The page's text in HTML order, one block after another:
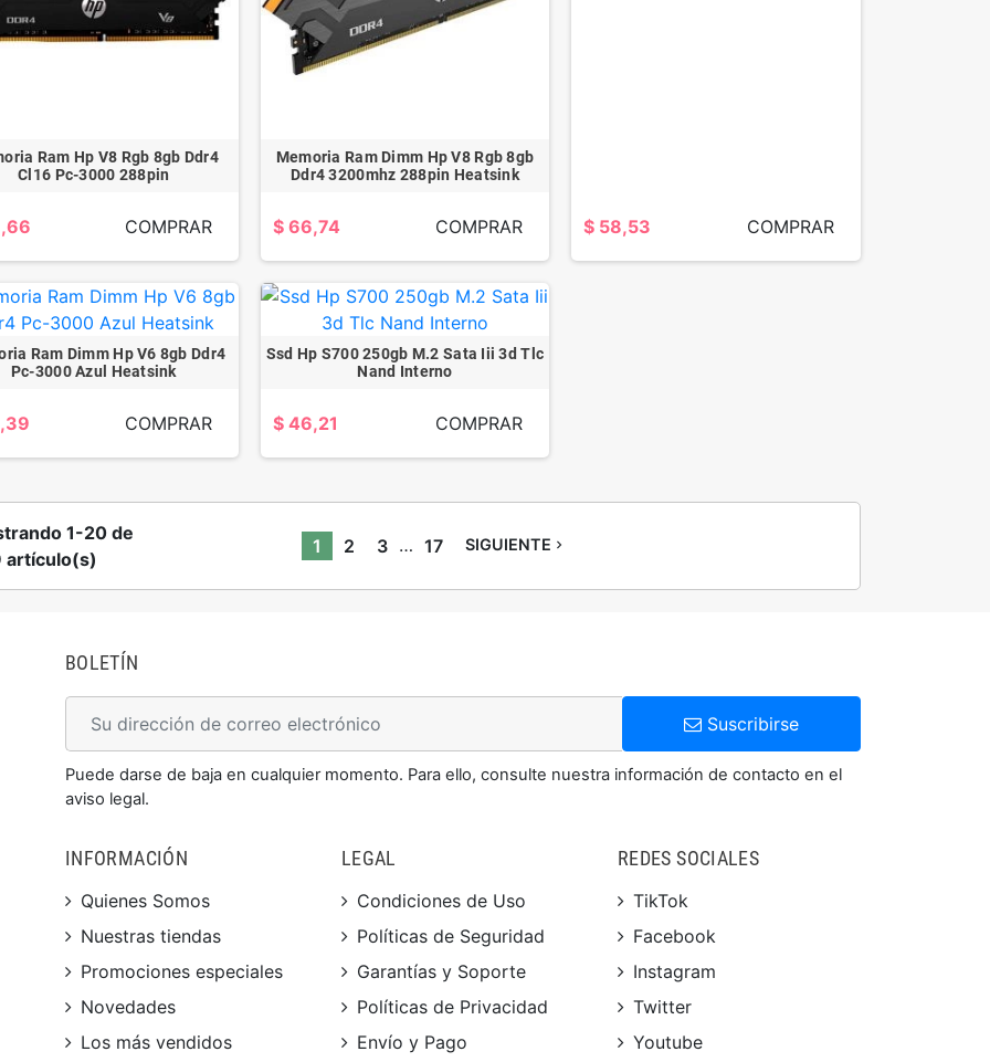
Ram Hp V8 Rgb 8gb Ddr4
Cl16 Pc-3000 288pin
COMPRAR
Memoria Ram Dimm Hp V8 Rgb 8gb
Ddr4 3200mhz 288pin Heatsink
$ 66,74 COMPRAR $ 58,53 COMPRAR
Ram Dimm Hp V6 8gb Ddr4
Pc-3000 Azul Heatsink
COMPRAR
Ssd Hp S700 250gb M.2 Sata Iii 3d Tlc
Nand Interno
$ 46,21 COMPRAR
1-20 de
artículo(s)
1 2 3 … 17 SIGUIENTE navigate_next
BOLETÍN
Suscribirse
Puede darse de baja en cualquier momento. Para ello, consulte nuestra información de contacto en el
aviso legal.
INFORMACIÓN
Quienes Somos
Nuestras tiendas
Promociones especiales
Novedades
Los más vendidos
LEGAL
Condiciones de Uso
Políticas de Seguridad
Garantías y Soporte
Políticas de Privacidad
Envío y Pago
REDES SOCIALES
TikTok
Facebook
Instagram
Twitter
Youtube